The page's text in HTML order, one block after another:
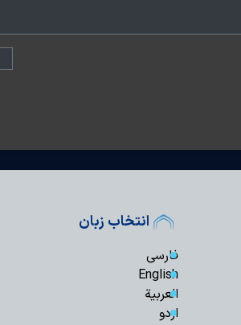
انتخاب زبان
فارسی
English
العربیة
اردو